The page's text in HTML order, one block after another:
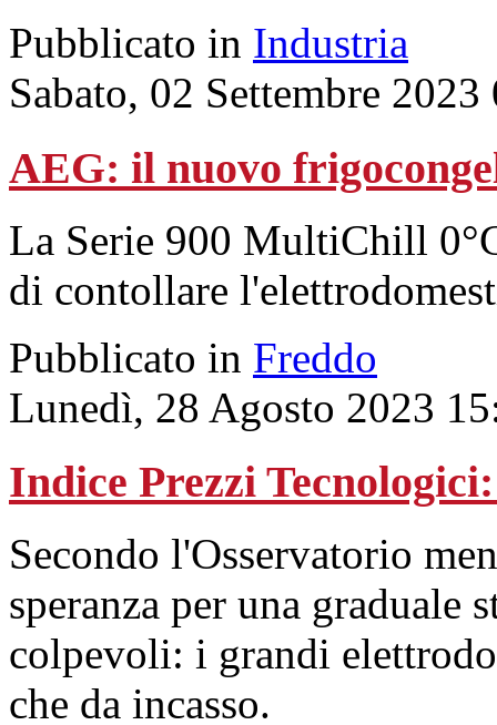
Pubblicato in Industria
Sabato, 02 Settembre 2023
AEG: il nuovo
La Serie 900 MultiChill
di contollare
Pubblicato in Freddo
Lunedì, 28 Agosto 2023
Indice Prezzi
Secondo l'Osservatorio
speranza per una graduale
colpevoli: i grandi
che da incasso.